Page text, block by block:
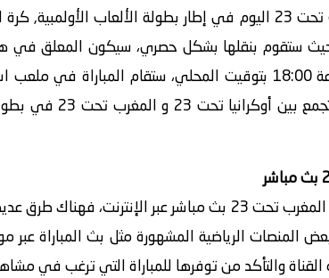
سيتم بث مباراة بين فريق أوكرانيا تحت 23 و المغرب تحت 23 اليوم في إطار
ستقوم بنقلها بشكل حصري، سيكون المعلق في
تاريخ 2024-07-27 ، وسيكون وقتها في تمام الساعة 18:00 بتوقيت المحلي،
فرصة مشاهدة هذه
إذا كنت ترغب في مشاهدة مباراة أوكرانيا تحت 23 و المغرب تحت 23 بث
المنصات الرياضية المشهورة مثل بث المباراة عبر
والتأكد من توفرها للمباراة التي ترغب في